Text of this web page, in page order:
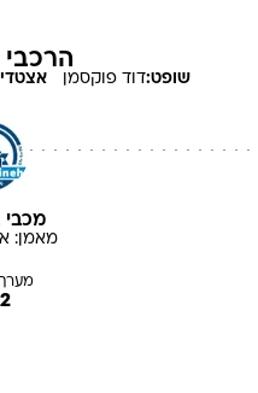
שופט:דוד פוקסמן
מכבי
מאמן: